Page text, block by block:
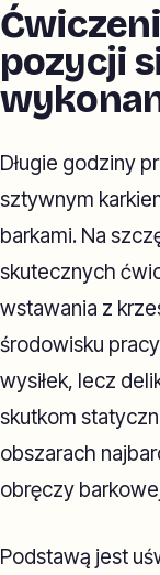
pozycji
Długie godziny
sztywnym
barkami. Na
skutecznych
wstawania z
środowisku
wysiłek, lecz
skutkom
obszarach
obręczy
Podstawą jest